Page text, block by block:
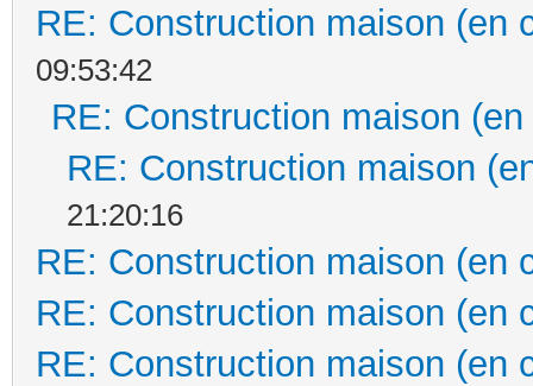
RE: Construction maison (en
09:53:42
RE: Construction maison
RE: Construction maison
21:20:16
RE: Construction maison (en
RE: Construction maison (en
RE: Construction maison (en